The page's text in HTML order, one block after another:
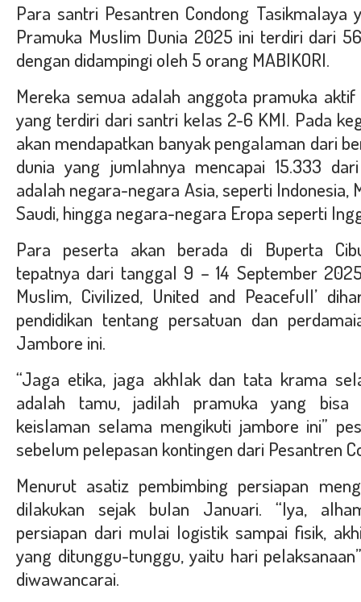
Para santri Pesantren Condong Tasikmalaya
Pramuka Muslim Dunia 2025 ini terdiri dari
dengan didampingi oleh 5 orang MABIKORI.
Mereka semua adalah anggota pramuka
yang terdiri dari santri kelas 2-6 KMI. Pada
akan mendapatkan banyak pengalaman dari
dunia yang jumlahnya mencapai 15.333
adalah negara-negara Asia, seperti Indonesia,
Saudi, hingga negara-negara Eropa seperti
Para peserta akan berada di Buperta
tepatnya dari tanggal 9 – 14 September
Muslim, Civilized, United and Peacefull’
pendidikan tentang persatuan dan
Jambore ini.
“Jaga etika, jaga akhlak dan tata krama
adalah tamu, jadilah pramuka yang bisa
keislaman selama mengikuti jambore ini”
sebelum pelepasan kontingen dari Pesantren
Menurut asatiz pembimbing persiapan
dilakukan sejak bulan Januari. “Iya,
persiapan dari mulai logistik sampai fisik,
yang ditunggu-tunggu, yaitu hari
diwawancarai.